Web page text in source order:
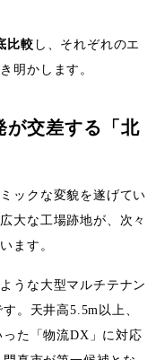
比較 し、それぞれのエ
明かします。
が交差する「北
ックな変貌を遂げてい
大な工場跡地が、次々
ます。
うな大型マルチテナン
す。天井高5.5m以上、
た「物流DX 」に対応